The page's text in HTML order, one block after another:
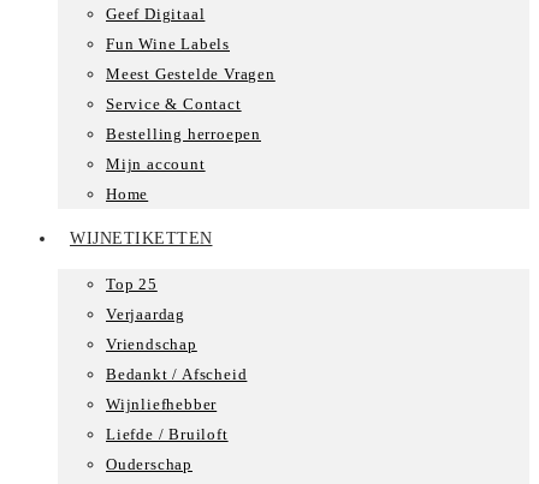
Geef Digitaal
Fun Wine Labels
Meest Gestelde Vragen
Service & Contact
Bestelling herroepen
Mijn account
Home
WIJNETIKETTEN
Top 25
Verjaardag
Vriendschap
Bedankt / Afscheid
Wijnliefhebber
Liefde / Bruiloft
Ouderschap